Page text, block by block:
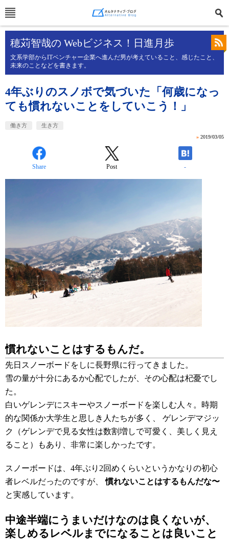
穂苅智哉の Webビジネス！日進月歩
文系学部からITベンチャー企業へ進んだ男が考えていること、感じたこと、
未来のことなどを書きます。
4年ぶりのスノボで気づいた「何歳になっ
ても慣れないことをしていこう！」
働き方 生き方
» 2019/03/05
Share Post -
慣れないことはするもんだ。
先日スノーボードをしに長野県に行ってきました。
雪の量が十分にあるか心配でしたが、その心配は杞憂でし
た。
白いゲレンデにスキーやスノーボードを楽しむ人々。時期
的な関係か大学生と思しき人たちが多く、 ゲレンデマジッ
ク（ゲレンデで見る女性は数割増しで可愛く、美しく見え
ること）もあり、非常に楽しかったです。
スノーボードは、4年ぶり2回めくらいというかなりの初心
者レベルだったのですが、慣れないことはするもんだな〜
と実感しています。
中途半端にうまいだけなのは良くないが、
楽しめるレベルまでになることは良いこと